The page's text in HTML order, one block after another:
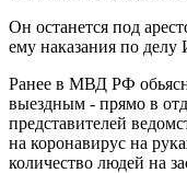
Он останется под
ему наказания по
Ранее в МВД РФ
выездным - прямо в
представителей
на коронавирус на
количество людей на